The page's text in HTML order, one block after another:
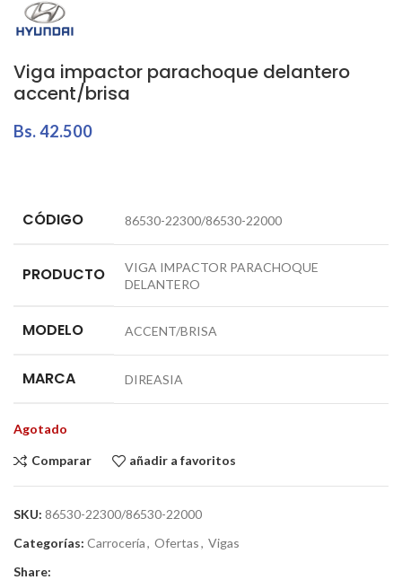
Viga impactor parachoque delantero
accent/brisa
Bs.42.500
CÓDIGO 86530-22300/86530-22000
PRODUCTO
VIGA IMPACTOR PARACHOQUE
DELANTERO
MODELO ACCENT/BRISA
MARCA DIREASIA
Agotado
Comparar añadir a favoritos
SKU: 86530-22300/86530-22000
Categorías: Carrocería, Ofertas, Vigas
Share: